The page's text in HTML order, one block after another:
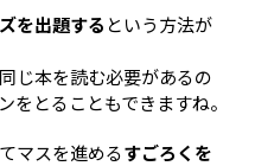
を出題する という方法が
じ本を読む必要があるの
をとることもできますね。
マスを進めるすごろくを